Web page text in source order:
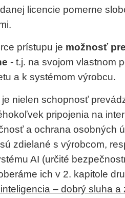
licencie pomerne
prístupu je možnosť
- t.j. na svojom vlastnom
a k systémom výrobcu.
je nielen schopnosť
pripojenia na
a ochrana osobných
zdielané s výrobcom,
AI (určité
ich v 2. kapitole
– dobrý sluha a